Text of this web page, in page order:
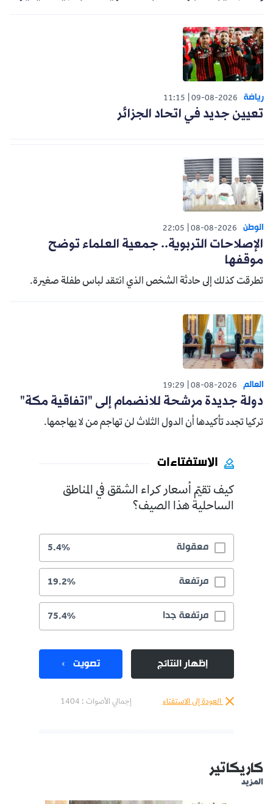
رياضة 09-08-2026
11:15
تعيين جديد في اتحاد الجزائر
الوطن 08-08-2026
22:05
الإصلاحات التربوية.. جمعية العلماء توضح
موقفها
تطرقت كذلك إلى حادثة الشخص الذي انتقد لباس طفلة صغيرة.
العالم 08-08-2026
19:29
دولة جديدة مرشحة للانضمام إلى "اتفاقية مكة"
تركيا تجدد تأكيدها أن الدول الثلاث لن تهاجم من لا يهاجمها.
الاستفتاءات
كيف تقيّم أسعار كراء الشقق في المناطق
الساحلية هذا الصيف؟
معقولة 5.4%
مرتفعة 19.2%
مرتفعة جدا 75.4%
إظهار النتائج تصويت
العودة إلى الاستفتاء إجمالي الأصوات : 1404
كاريكاتير
المزيد